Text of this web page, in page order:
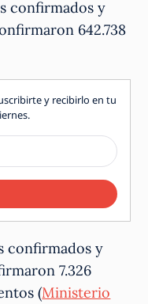
confirmados y
642.738
y recibirlo en tu
confirmados y
7.326
(Ministerio